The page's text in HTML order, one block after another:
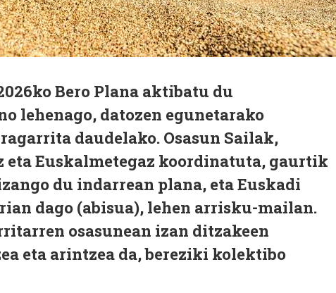
Bero Plana aktibatu du
lehenago, datozen egunetarako
daudelako. Osasun Sailak,
eta Euskalmetegaz koordinatuta, gaurtik
du indarrean plana, eta Euskadi
dago (abisua), lehen arrisku-mailan.
osasunean izan ditzakeen
eta arintzea da, bereziki kolektibo